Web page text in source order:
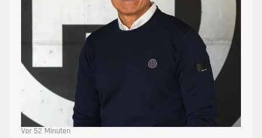
Vor 52 Minuten